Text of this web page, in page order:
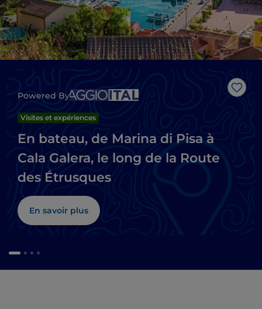
Powered By
Visites et expériences
En bateau, de Marina di Pisa à
Cala Galera, le long de la Route
des Étrusques
En savoir plus